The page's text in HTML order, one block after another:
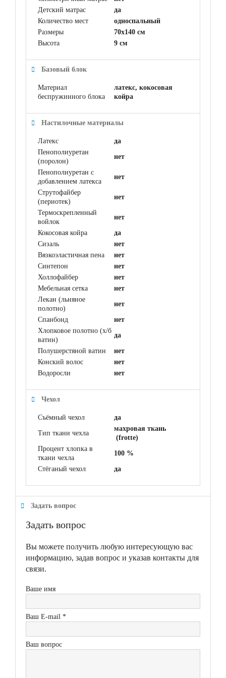
Детский матрас
да
Количество мест
односпальный
Размеры
70x140 см
Высота
9 см
Базовый блок
Материал
беспружинного блока
латекс, кокосовая
койра
Настилочные материалы
Латекс
да
Пенополиуретан
(поролон)
нет
Пенополиуретан с
добавлением латекса
нет
Струтофайбер
(периотек)
нет
Термоскрепленный
войлок
нет
Кокосовая койра
да
Сизаль
нет
Вязкоэластичная пена
нет
Синтепон
нет
Холлофайбер
нет
Мебельная сетка
нет
Лекан (льняное
полотно)
нет
Спанбонд
нет
Хлопковое полотно (х/б
ватин)
да
Полушерстяной ватин
нет
Конский волос
нет
Водоросли
нет
Чехол
Съёмный чехол да
Тип ткани чехла
махровая ткань
(frotte)
Процент хлопка в
ткани чехла
100 %
Стёганый чехол да
Задать вопрос
Задать вопрос
Вы можете получить любую интересующую вас
информацию, задав вопрос и указав контакты для
связи.
Ваше имя
Ваш E-mail *
Ваш вопрос